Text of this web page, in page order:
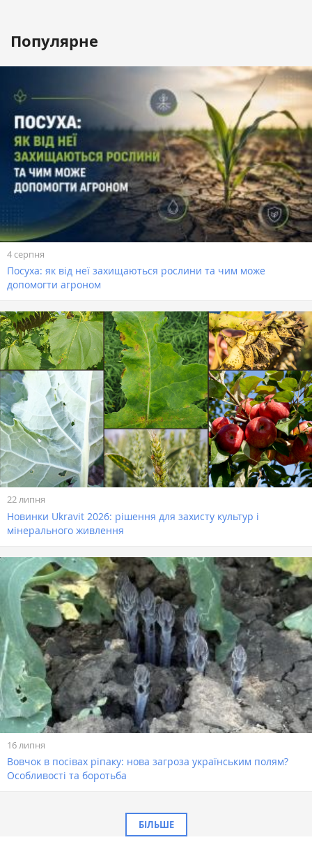
Популярне
4 серпня
Посуха: як від неї захищаються рослини та чим може
допомогти агроном
22 липня
Новинки Ukravit 2026: рішення для захисту культур і
мінерального живлення
16 липня
Вовчок в посівах ріпаку: нова загроза українським полям?
Особливості та боротьба
БІЛЬШЕ